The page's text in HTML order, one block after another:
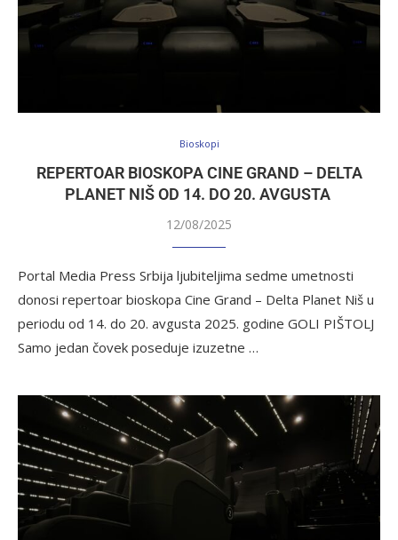
Bioskopi
REPERTOAR BIOSKOPA CINE GRAND – DELTA
PLANET NIŠ OD 14. DO 20. AVGUSTA
12/08/2025
Portal Media Press Srbija ljubiteljima sedme umetnosti
donosi repertoar bioskopa Cine Grand – Delta Planet Niš u
periodu od 14. do 20. avgusta 2025. godine GOLI PIŠTOLJ
Samo jedan čovek poseduje izuzetne …